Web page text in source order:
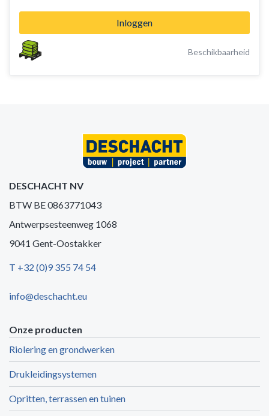
Inloggen
Beschikbaarheid
DESCHACHT NV
BTW BE 0863771043
Antwerpsesteenweg 1068
9041 Gent-Oostakker
T +32 (0)9 355 74 54
info@deschacht.eu
Onze producten
Riolering en grondwerken
Drukleidingsystemen
Opritten, terrassen en tuinen